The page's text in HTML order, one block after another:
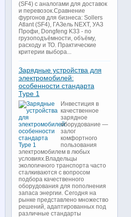
(SF4) с аналогами для доставок
и перевозок.Сравнение
фургонов для бизнеса: Sollers
Atlant (SF4), ГАЗель NEXT, УАЗ
Профи, Dongfeng K33 - по
грузоподъёмности, объёму,
расходу и ТО. Практические
критерии выбора...
Зарядные устройства для
электромобилей:
особенности стандарта
Type 1
Инвестиция в
качественное
зарядное
оборудование —
залог
комфортного
пользования
электромобилем в любых
условиях.Владельцы
экологичного транспорта часто
сталкиваются с вопросом
подбора качественного
оборудования для пополнения
запаса энергии. Сегодня на
рынке представлено множество
решений, адаптированных под
различные стандарты